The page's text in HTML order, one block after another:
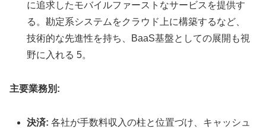
に追求したモバイルファーストなサービスを提供す
る。勘定系システムをクラウド上に構築するなど、
技術的な先進性を持ち、BaaS基盤としての展開も視
野に入れる 5。
主要業務別:
決済: 各社が手数料収入の柱と位置づけ、キャッシュ